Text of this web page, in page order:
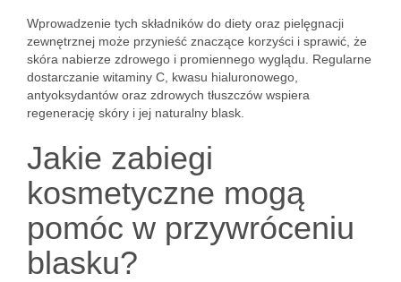
Wprowadzenie tych składników do diety oraz pielęgnacji
zewnętrznej może przynieść znaczące korzyści i sprawić, że
skóra nabierze zdrowego i promiennego wyglądu. Regularne
dostarczanie witaminy C, kwasu hialuronowego,
antyoksydantów oraz zdrowych tłuszczów wspiera
regenerację skóry i jej naturalny blask.
Jakie zabiegi
kosmetyczne mogą
pomóc w przywróceniu
blasku?